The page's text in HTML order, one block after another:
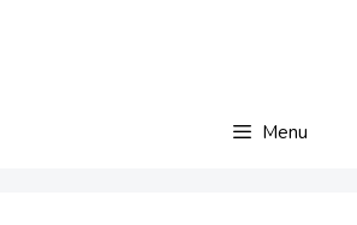
Menu